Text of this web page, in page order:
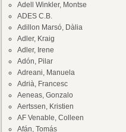
Adell Winkler, Montse
ADES C.B.
Adillon Marsó, Dàlia
Adler, Kraig
Adler, Irene
Adón, Pilar
Adreani, Manuela
Adrià, Francesc
Aeneas, Gonzalo
Aertssen, Kristien
AF Venable, Colleen
Afán, Tomás